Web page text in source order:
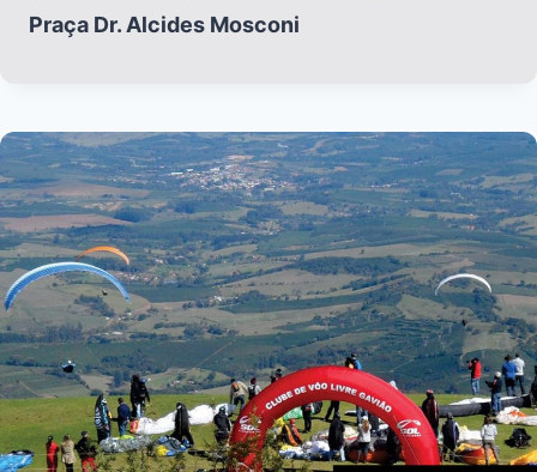
Praça Dr. Alcides Mosconi